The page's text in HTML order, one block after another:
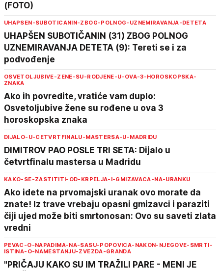
(FOTO)
UHAPSEN-SUBOTICANIN-ZBOG-POLNOG-UZNEMIRAVANJA-DETETA
UHAPŠEN SUBOTIČANIN (31) ZBOG POLNOG
UZNEMIRAVANJA DETETA (9): Tereti se i za
podvođenje
OSVETOLJUBIVE-ZENE-SU-RODJENE-U-OVA-3-HOROSKOPSKA-
ZNAKA
Ako ih povredite, vratiće vam duplo:
Osvetoljubive žene su rođene u ova 3
horoskopska znaka
DIJALO-U-CETVRTFINALU-MASTERSA-U-MADRIDU
DIMITROV PAO POSLE TRI SETA: Dijalo u
četvrtfinalu mastersa u Madridu
KAKO-SE-ZASTITITI-OD-KRPELJA-I-GMIZAVACA-NA-URANKU
Ako idete na prvomajski uranak ovo morate da
znate! Iz trave vrebaju opasni gmizavci i paraziti
čiji ujed može biti smrtonosan: Ovo su saveti zlata
vredni
PEVAC-O-NAPADIMA-NA-SASU-POPOVICA-NAKON-NJEGOVE-SMRTI-
ISTINA-O-NAMESTANJU-ZVEZDA-GRANDA
"PRIČAJU KAKO SU IM TRAŽILI PARE - MENI JE